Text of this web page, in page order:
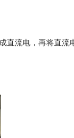
直流电，再将直流